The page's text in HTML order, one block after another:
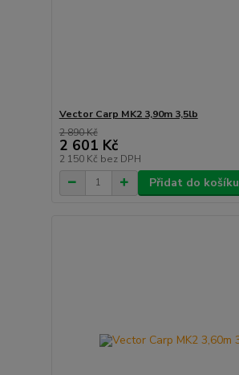
Vector Carp MK2 3,90m 3,5lb
2 890 Kč
2 601 Kč
2 150 Kč bez DPH
Přidat do košíku